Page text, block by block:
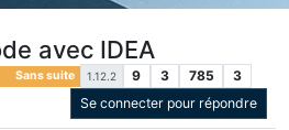
avec IDEA
Sans suite 1.12.2 9 3 785
3
Se connecter pour répondre